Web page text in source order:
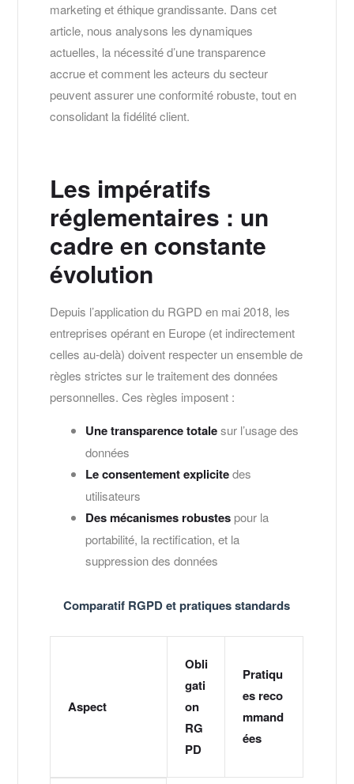
marketing et éthique grandissante. Dans cet
article, nous analysons les dynamiques
actuelles, la nécessité d’une transparence
accrue et comment les acteurs du secteur
peuvent assurer une conformité robuste, tout en
consolidant la fidélité client.
Les impératifs
réglementaires : un
cadre en constante
évolution
Depuis l’application du RGPD en mai 2018, les
entreprises opérant en Europe (et indirectement
celles au-delà) doivent respecter un ensemble de
règles strictes sur le traitement des données
personnelles. Ces règles imposent :
Une transparence totalesur l’usage des
données
Le consentement explicitedes
utilisateurs
Des mécanismes robustes pour la
portabilité, la rectification, et la
suppression des données
Comparatif RGPD et pratiques standards
Aspect
Obli
gati
on
RG
PD
Pratiqu
es reco
mmand
ées